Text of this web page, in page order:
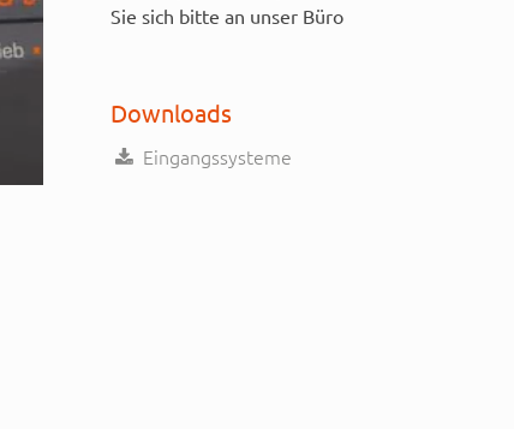
Sie sich bitte an unser Büro
Downloads
Eingangssysteme